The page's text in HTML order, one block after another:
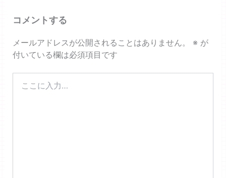
コメントする
メールアドレスが公開されることはありません。 ※ が
付いている欄は必須項目です